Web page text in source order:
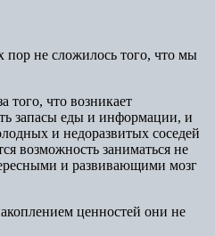
пор не сложилось того, что мы
того, что возникает
запасы еды и информации, и
и недоразвитых соседей
возможность заниматься не
и развивающими мозг
ценностей они не